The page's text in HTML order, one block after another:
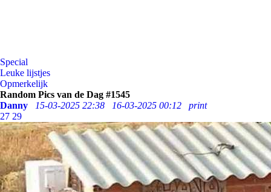
Special
Leuke lijstjes
Opmerkelijk
Random Pics van de Dag #1545
Danny
15-03-2025 22:38 16-03-2025 00:12
print
27 29